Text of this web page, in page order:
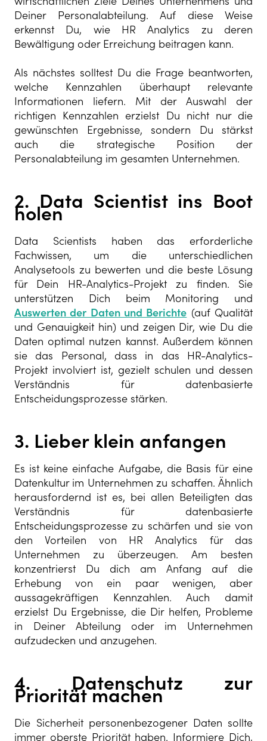
Deiner Personalabteilung. Auf diese Weise
erkennst Du, wie HR Analytics zu deren
Bewältigung oder Erreichung beitragen kann.
Als nächstes solltest Du die Frage beantworten,
welche Kennzahlen überhaupt relevante
Informationen liefern. Mit der Auswahl der
richtigen Kennzahlen erzielst Du nicht nur die
gewünschten Ergebnisse, sondern Du stärkst
auch die strategische Position der
Personalabteilung im gesamten Unternehmen.
2. Data Scientist ins Boot
holen
Data Scientists haben das erforderliche
Fachwissen, um die unterschiedlichen
Analysetools zu bewerten und die beste Lösung
für Dein HR-Analytics-Projekt zu finden. Sie
unterstützen Dich beim Monitoring und
Auswerten der Daten und Berichte (auf Qualität
und Genauigkeit hin) und zeigen Dir, wie Du die
Daten optimal nutzen kannst. Außerdem können
sie das Personal, dass in das HR-Analytics-
Projekt involviert ist, gezielt schulen und dessen
Verständnis für datenbasierte
Entscheidungsprozesse stärken.
3. Lieber klein anfangen
Es ist keine einfache Aufgabe, die Basis für eine
Datenkultur im Unternehmen zu schaffen. Ähnlich
herausfordernd ist es, bei allen Beteiligten das
Verständnis für datenbasierte
Entscheidungsprozesse zu schärfen und sie von
den Vorteilen von HR Analytics für das
Unternehmen zu überzeugen. Am besten
konzentrierst Du dich am Anfang auf die
Erhebung von ein paar wenigen, aber
aussagekräftigen Kennzahlen. Auch damit
erzielst Du Ergebnisse, die Dir helfen, Probleme
in Deiner Abteilung oder im Unternehmen
aufzudecken und anzugehen.
4. Datenschutz zur
Priorität machen
Die Sicherheit personenbezogener Daten sollte
immer oberste Priorität haben. Informiere Dich,